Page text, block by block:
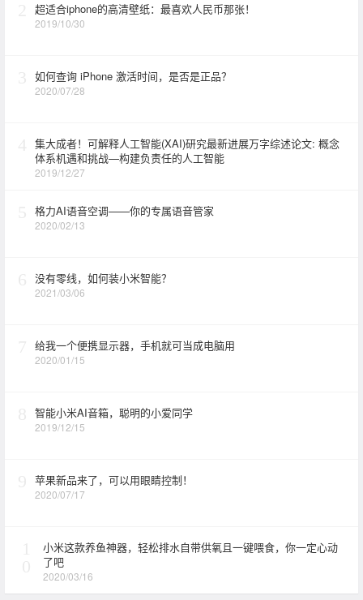
超适合iphone的高清壁纸：最喜欢人民币那张！
2019/10/30
如何查询 iPhone 激活时间，是否是正品？
2020/07/28
集大成者！可解释人工智能(XAI)研究最新进展万字综述论文: 概念
体系机遇和挑战—构建负责任的人工智能
2019/12/27
格力AI语音空调——你的专属语音管家
2020/02/13
没有零线，如何装小米智能？
2021/03/06
给我一个便携显示器，手机就可当成电脑用
2020/01/15
智能小米AI音箱，聪明的小爱同学
2019/12/15
苹果新品来了，可以用眼睛控制！
2020/07/17
小米这款养鱼神器，轻松排水自带供氧且一键喂食，你一定心动
了吧
2020/03/16